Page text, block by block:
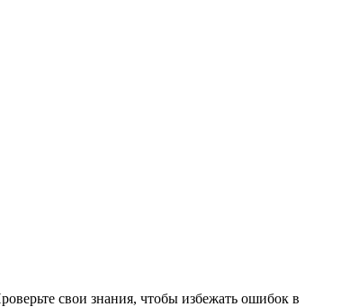
свои знания, чтобы избежать ошибок в